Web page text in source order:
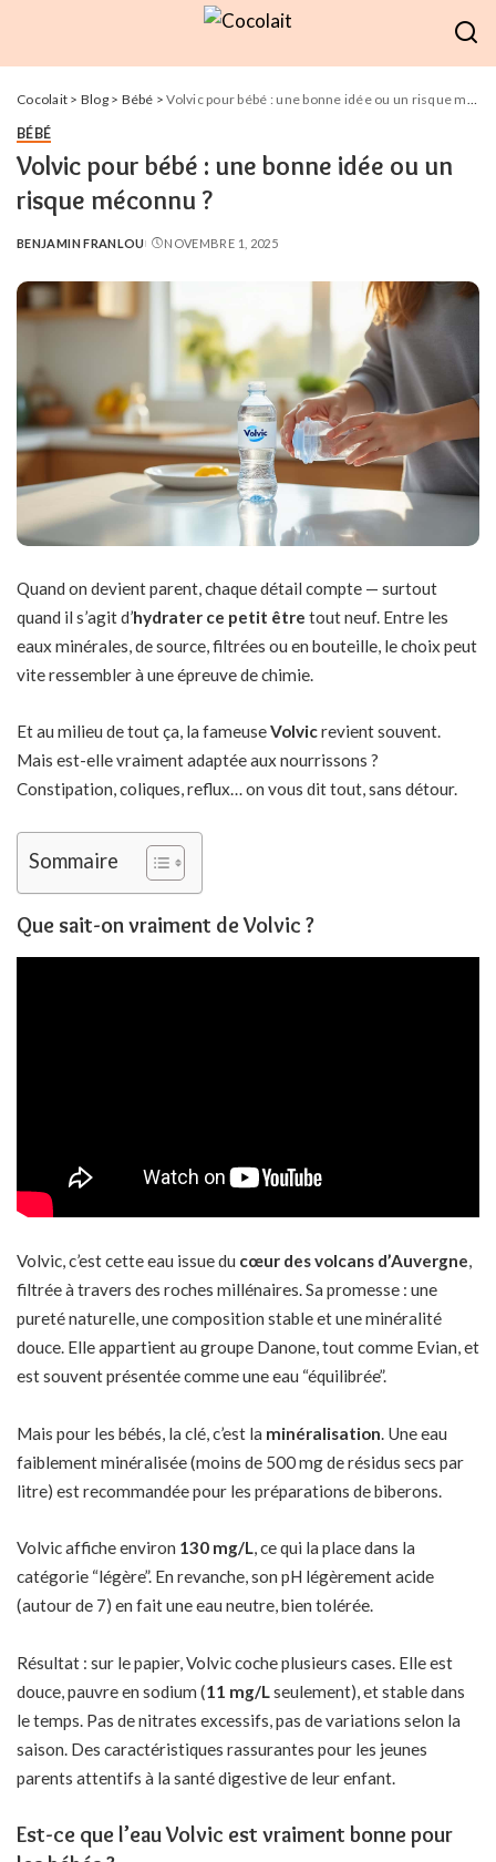
Cocolait > Blog> Bébé >Volvic pour bébé : une bonne idée ou un risque méconnu ?
BÉBÉ
Volvic pour bébé : une bonne idée ou un
risque méconnu ?
POSTED
BENJAMIN FRANLOU NOVEMBRE 1, 2025
Quand on devient parent, chaque détail compte — surtout
quand il s’agit d’hydrater ce petit être tout neuf. Entre les
eaux minérales, de source, filtrées ou en bouteille, le choix peut
vite ressembler à une épreuve de chimie.
Et au milieu de tout ça, la fameuseVolvicrevient souvent.
Mais est-elle vraiment adaptée aux nourrissons ?
Constipation, coliques, reflux… on vous dit tout, sans détour.
Sommaire
Que sait-on vraiment de Volvic ?
Volvic, c’est cette eau issue du cœur des volcans d’Auvergne,
filtrée à travers des roches millénaires. Sa promesse : une
pureté naturelle, une composition stable et une minéralité
douce. Elle appartient au groupe Danone, tout comme Evian, et
est souvent présentée comme une eau “équilibrée”.
Mais pour les bébés, la clé, c’est la minéralisation . Une eau
faiblement minéralisée (moins de 500 mg de résidus secs par
litre) est recommandée pour les préparations de biberons.
Volvic affiche environ 130 mg/L, ce qui la place dans la
catégorie “légère”. En revanche, son pH légèrement acide
(autour de 7) en fait une eau neutre, bien tolérée.
Résultat : sur le papier, Volvic coche plusieurs cases. Elle est
douce, pauvre en sodium (11 mg/L seulement), et stable dans
le temps. Pas de nitrates excessifs, pas de variations selon la
saison. Des caractéristiques rassurantes pour les jeunes
parents attentifs à la santé digestive de leur enfant.
Est-ce que l’eau Volvic est vraiment bonne pour